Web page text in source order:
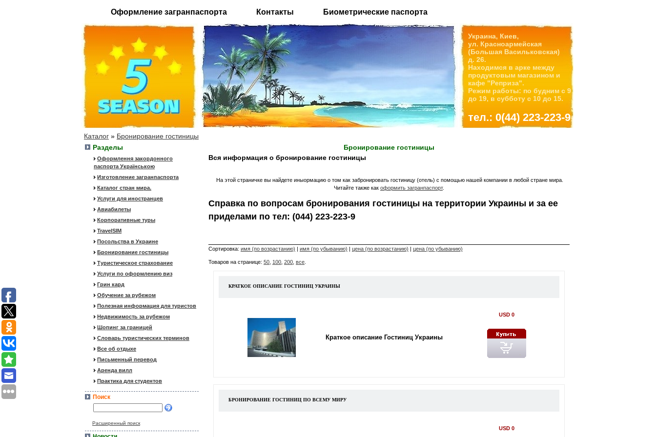
Оформление загранпаспорта Контакты Биометрические паспорта
Украина, Киев,
ул. Красноармейская
(Большая Васильковская)
д. 26.
Находимся в арке между
продуктовым магазином и
кафе "Реприза".
Режим работы: по будним с 9
до 19, в субботу с 10 до 15.
тел.: 0(44) 223-223-9
Каталог » Бронирование гостиницы
Разделы
Оформлення закордонного
паспорта Українською
Изготовление загранпаспорта
Каталог стран мира.
Услуги для иностранцев
Авиабилеты
Корпоративные туры
TravelSIM
Посольства в Украине
Бронирование гостиницы
Туристическое страхование
Услуги по оформлению виз
Грин кард
Обучение за рубежом
Полезная информация для туристов
Недвижимость за рубежом
Шопинг за границей
Словарь туристических терминов
Все об отдыхе
Письменный перевод
Аренда вилл
Практика для студентов
Поиск
Расширенный поиск
Бронирование гостиницы
Вся информация о бронирование гостиницы
На этой страничке вы найдете иныормацию о том как забронировать гостиницу (отель) с помощью нашей компании в любой стране мира.
Читайте также как оформить загранпаспорт.
Справка по вопросам бронирования гостиницы на территории Украины и за ее
приделами по тел: (044) 223-223-9
Сортировка: имя (по возрастанию) | имя (по убыванию) | цена (по возрастанию) | цена (по убыванию)
Товаров на странице: 50 100 200 все
КРАТКОЕ ОПИСАНИЕ ГОСТИНИЦ УКРАИНЫ
Краткое описание Гостиниц Украины
USD 0
БРОНИРОВАНИЕ ГОСТИНИЦ ПО ВСЕМУ МИРУ
USD 0